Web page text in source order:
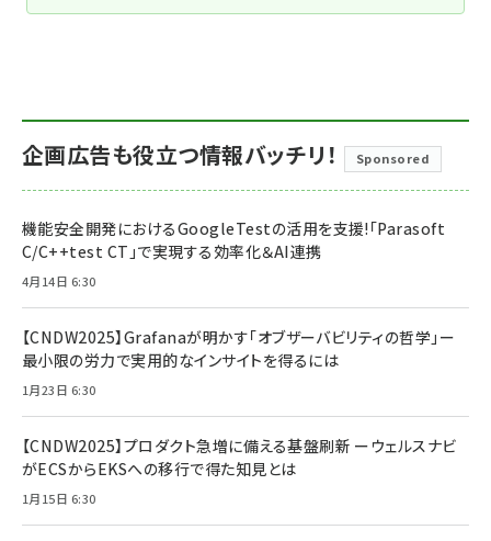
企画広告も役立つ情報バッチリ！ Sponsored
機能安全開発におけるGoogleTestの活用を支援!「Parasoft
C/C++test CT」で実現する効率化＆AI連携
4月14日 6:30
【CNDW2025】Grafanaが明かす「オブザーバビリティの哲学」ー
最小限の労力で実用的なインサイトを得るには
1月23日 6:30
【CNDW2025】プロダクト急増に備える基盤刷新 ーウェルスナビ
がECSからEKSへの移行で得た知見とは
1月15日 6:30